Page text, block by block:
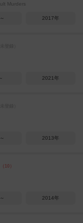
Murders
2017年
2021年
2013年
2014年